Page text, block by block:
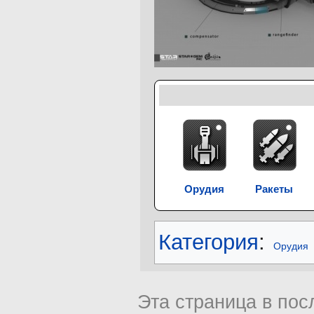
Орудия Ракеты
Категория: Орудия
Эта страница в